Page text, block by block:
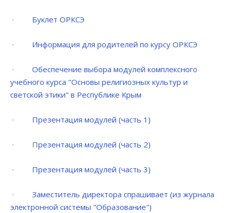
· Буклет ОРКСЭ
· Информация для родителей по курсу ОРКСЭ
· Обеспечение выбора модулей комплексного
учебного курса "Основы религиозных культур и
светской этики" в Республике Крым
· Презентация модулей (часть 1)
· Презентация модулей (часть 2)
· Презентация модулей (часть 3)
· Заместитель директора спрашивает (из журнала
электронной системы "Образование")